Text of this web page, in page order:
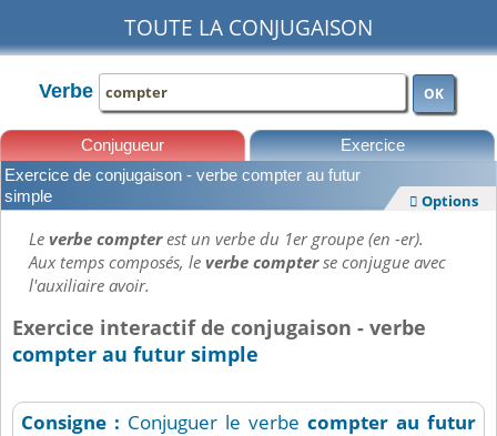
TOUTE LA CONJUGAISON
Verbe OK
Conjugueur Exercice
Exercice de conjugaison - verbe compter au futur
simple
 Options
Leverbe compterest un verbe du 1er groupe (en -er).
Aux temps composés, leverbe compterse conjugue avec
l'auxiliaire avoir.
Exercice interactif de conjugaison - verbe
compter au futur simple
Consigne : Conjuguer le verbe compter au futur